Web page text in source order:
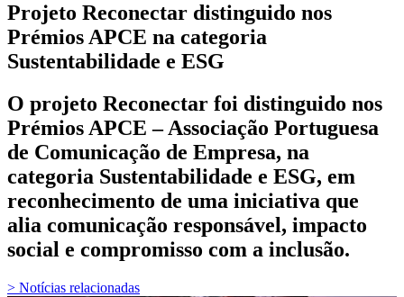
Projeto Reconectar distinguido nos
Prémios APCE na categoria
Sustentabilidade e ESG
O projeto Reconectar foi distinguido nos
Prémios APCE – Associação Portuguesa
de Comunicação de Empresa, na
categoria Sustentabilidade e ESG, em
reconhecimento de uma iniciativa que
alia comunicação responsável, impacto
social e compromisso com a inclusão.
> Notícias relacionadas